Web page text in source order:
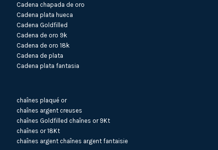
Cadena chapada de oro
Cadena plata hueca
Cadena Goldfilled
Cadena de oro 9k
Cadena de oro 18k
Cadena de plata
Cadena plata fantasia
chaînes plaqué or
chaînes argent creuses
chaînes Goldfilled chaînes or 9Kt
chaînes or 18Kt
chaînes argent chaînes argent fantaisie